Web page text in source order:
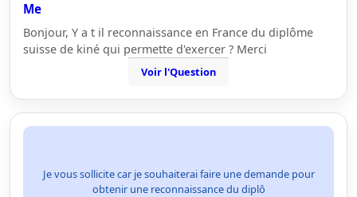
Me
Bonjour, Y a t il reconnaissance en France du diplôme
suisse de kiné qui permette d'exercer ? Merci
Voir l'Question
Je vous sollicite car je souhaiterai faire une demande pour
obtenir une reconnaissance du diplô